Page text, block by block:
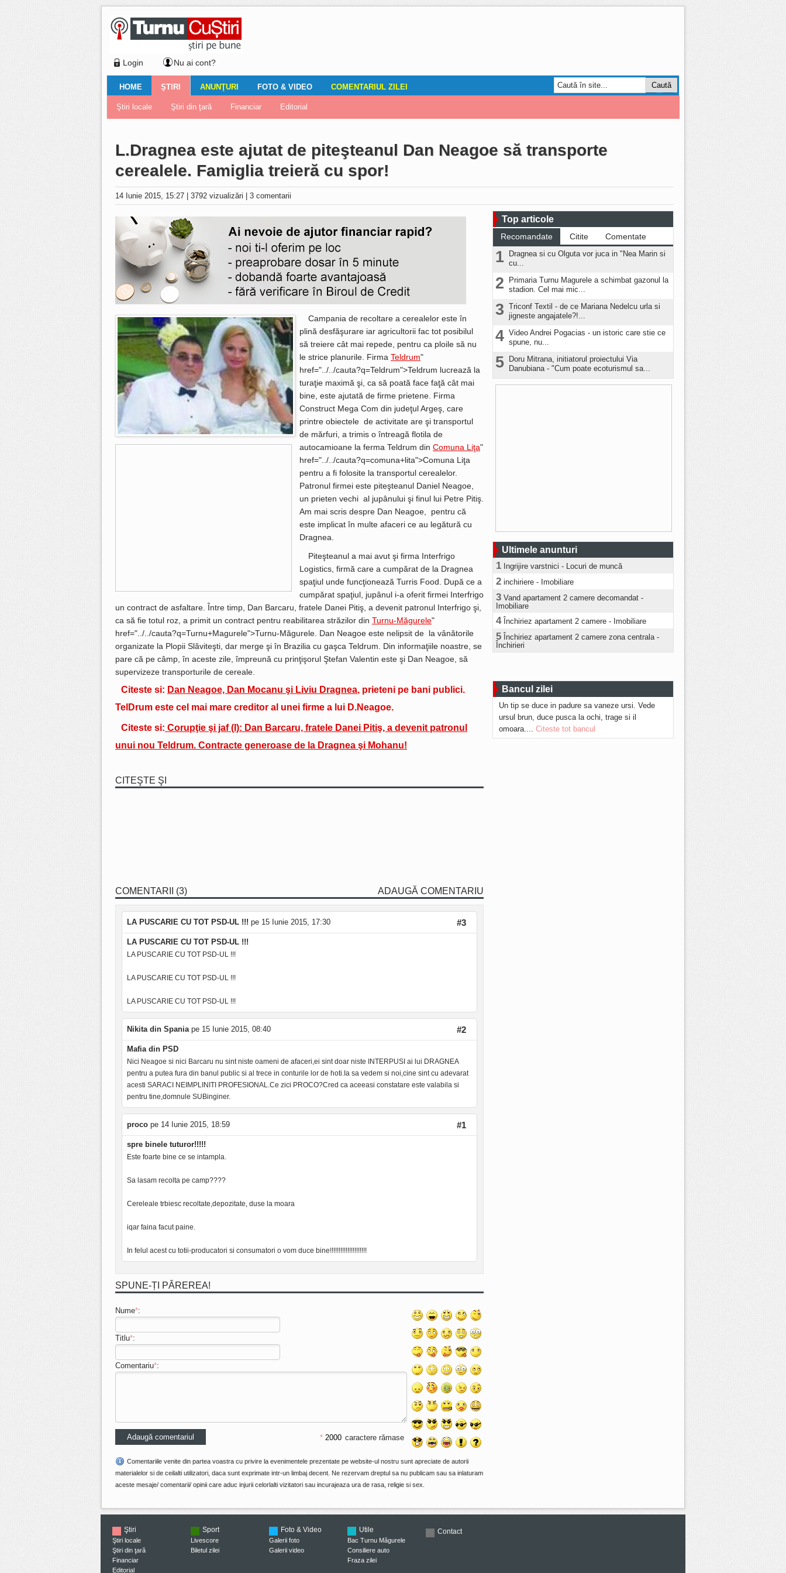
Login Nu ai cont?
HOME
Ştiri locale Turnaţi aici! Nemulţumirile localnicilor
ŞTIRI
Ştiri locale Ştiri din ţară Financiar Editorial
ANUNŢURI
Imobiliare Auto Închirieri Vânzări Locuri de muncă
FOTO & VIDEO
Galerii Foto Galerii video
COMENTARIUL ZILEI
Comentariul zilei
L.Dragnea este ajutat de piteşteanul Dan Neagoe să transporte
cerealele. Famiglia treieră cu spor!
14 Iunie 2015, 15:27 3792 vizualizări 3 comentarii
Campania de recoltare a cerealelor este în
plină desfăşurare iar agricultorii fac tot posibilul
să treiere cât mai repede, pentru ca ploile să nu
le strice planurile. Firma Teldrum"
href="../../cauta?q=Teldrum">Teldrum lucrează la
turaţie maximă şi, ca să poată face faţă cât mai
bine, este ajutată de firme prietene. Firma
Construct Mega Com din judeţul Argeş, care
printre obiectele de activitate are şi transportul
de mărfuri, a trimis o întreagă flotila de
autocamioane la ferma Teldrum din Comuna Liţa"
href="../../cauta?q=comuna+lita">Comuna Liţa
pentru a fi folosite la transportul cerealelor.
Patronul firmei este piteşteanul Daniel Neagoe,
un prieten vechi al jupânului şi finul lui Petre Pitiş.
Am mai scris despre Dan Neagoe, pentru că
este implicat în multe afaceri ce au legătură cu
Dragnea.
Piteşteanul a mai avut şi firma Interfrigo
Logistics, firmă care a cumpărat de la Dragnea
spaţiul unde funcţionează Turris Food. După ce a
cumpărat spaţiul, jupânul i-a oferit firmei Interfrigo
un contract de asfaltare. Între timp, Dan Barcaru, fratele Danei Pitiş, a devenit patronul Interfrigo şi,
ca să fie totul roz, a primit un contract pentru reabilitarea străzilor din Turnu-Măgurele"
href="../../cauta?q=Turnu+Magurele">Turnu-Măgurele. Dan Neagoe este nelipsit de la vânătorile
organizate la Plopii Slăviteşti, dar merge şi în Brazilia cu gaşca Teldrum. Din informaţiile noastre, se
pare că pe câmp, în aceste zile, împreună cu prinţişorul Ştefan Valentin este şi Dan Neagoe, să
supervizeze transporturile de cereale.
Citeste si: Dan Neagoe, Dan Mocanu şi Liviu Dragnea, prieteni pe bani publici.
TelDrum este cel mai mare creditor al unei firme a lui D.Neagoe.
Citeste si: Corupţie şi jaf (I): Dan Barcaru, fratele Danei Pitiş, a devenit patronul
unui nou Teldrum. Contracte generoase de la Dragnea şi Mohanu!
CITEŞTE ŞI
COMENTARII (3) ADAUGĂ COMENTARIU
LA PUSCARIE CU TOT PSD-UL !!! pe 15 Iunie 2015, 17:30 #3
LA PUSCARIE CU TOT PSD-UL !!!
LA PUSCARIE CU TOT PSD-UL !!!
LA PUSCARIE CU TOT PSD-UL !!!
LA PUSCARIE CU TOT PSD-UL !!!
Nikita din Spaniape 15 Iunie 2015, 08:40 #2
Mafia din PSD
Nici Neagoe si nici Barcaru nu sint niste oameni de afaceri,ei sint doar niste INTERPUSI ai lui DRAGNEA
pentru a putea fura din banul public si al trece in conturile lor de hoti.Ia sa vedem si noi,cine sint cu adevarat
acesti SARACI NEIMPLINITI PROFESIONAL.Ce zici PROCO?Cred ca aceeasi constatare este valabila si
pentru tine,domnule SUBinginer.
proco pe 14 Iunie 2015, 18:59 #1
spre binele tuturor!!!!!
Este foarte bine ce se intampla.
Sa lasam recolta pe camp????
Cereleale trbiesc recoltate,depozitate, duse la moara
iqar faina facut paine.
In felul acest cu totii-producatori si consumatori o vom duce bine!!!!!!!!!!!!!!!!!!!!!
SPUNE-ȚI PĂREREA!
Nume*:
Titlu*:
Comentariu*:
* caractere rămase
Comentariile venite din partea voastra cu privire la evenimentele prezentate pe website-ul nostru sunt apreciate de autorii
materialelor si de ceilalti utilizatori, daca sunt exprimate intr-un limbaj decent. Ne rezervam dreptul sa nu publicam sau sa inlaturam
aceste mesaje/ comentarii/ opinii care aduc injurii celorlalti vizitatori sau incurajeaza ura de rasa, religie si sex.
Top articole
Recomandate Citite Comentate
1
Dragnea si cu Olguta vor juca in "Nea Marin si
cu...
2
Primaria Turnu Magurele a schimbat gazonul la
stadion. Cel mai mic...
3 Triconf Textil - de ce Mariana Nedelcu urla si
jigneste angajatele?!...
4 Video Andrei Pogacias - un istoric care stie ce
spune, nu...
5
Doru Mitrana, initiatorul proiectului Via
Danubiana - "Cum poate ecoturismul sa...
Ultimele anunturi
1 Ingrijire varstnici - Locuri de muncă
2 inchiriere - Imobiliare
3 Vand apartament 2 camere decomandat -
Imobiliare
4 Închiriez apartament 2 camere - Imobiliare
5 Închiriez apartament 2 camere zona centrala -
Închirieri
Bancul zilei
Un tip se duce in padure sa vaneze ursi. Vede
ursul brun, duce pusca la ochi, trage si il
omoara.... Citeste tot bancul
Ştiri
Ştiri locale
Ştiri din ţară
Financiar
Editorial
Sport
Livescore
Biletul zilei
Foto & Video
Galerii foto
Galerii video
Utile
Bac Turnu Măgurele
Consiliere auto
Fraza zilei
Contact